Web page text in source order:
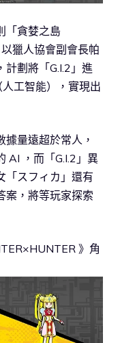
「貪婪之島
獵人協會副會長帕
計劃將「G.I.2」進
工智能），實現出
量遠超於常人，
AI ，而「G.I.2」異
「スフィカ」還有
案，將等玩家探索
》角